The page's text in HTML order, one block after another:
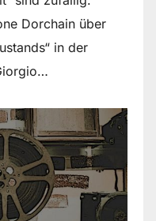
Dorchain über
in der